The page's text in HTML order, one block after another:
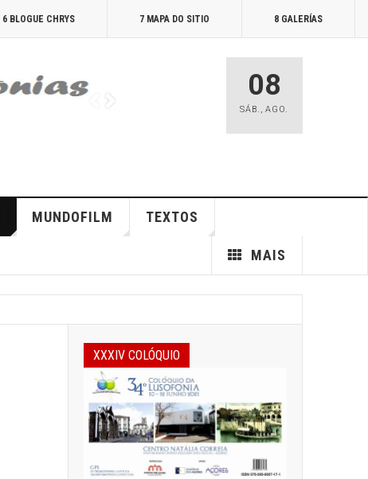
6 BLOGUE CHRYS 7 MAPA DO SITIO 8 GALERÍAS
08
SÁB. ,AGO.
MUNDOFILM TEXTOS
MAIS
XXXIV COLÓQUIO